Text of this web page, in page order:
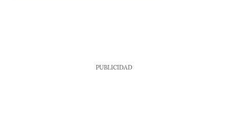
PUBLICIDAD